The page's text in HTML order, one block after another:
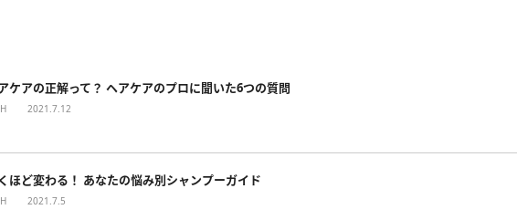
ケアの正解って？ ヘアケアのプロに聞いた6つの質問
2021.7.12
ほど変わる！ あなたの悩み別シャンプーガイド
2021.7.5